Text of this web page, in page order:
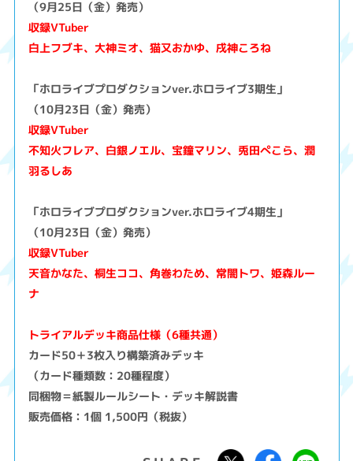
（9月25日（金）発売）
収録VTuber
白上フブキ、大神ミオ、猫又おかゆ、戌神ころね
「ホロライブプロダクションver.ホロライブ3期生」
（10月23日（金）発売）
収録VTuber
不知火フレア、白銀ノエル、宝鐘マリン、兎田ぺこら、潤
羽るしあ
「ホロライブプロダクションver.ホロライブ4期生」
（10月23日（金）発売）
収録VTuber
天音かなた、桐生ココ、角巻わため、常闇トワ、姫森ルー
ナ
トライアルデッキ商品仕様（6種共通）
カード50＋3枚入り構築済みデッキ
（カード種類数：20種程度）
同梱物＝紙製ルールシート・デッキ解説書
販売価格：1個 1,500円（税抜）